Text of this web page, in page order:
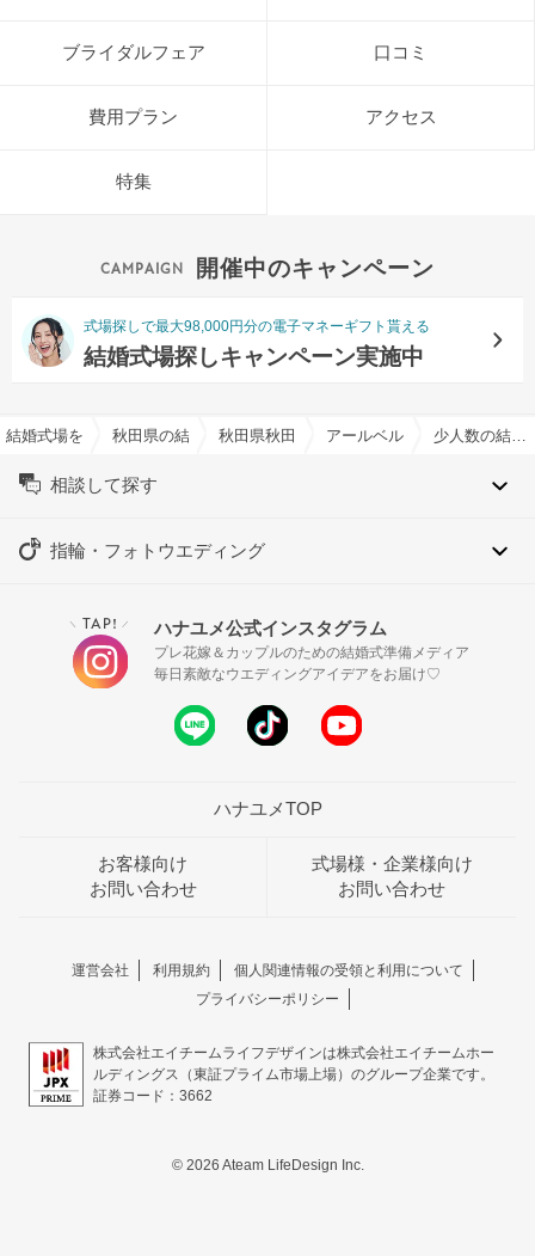
ブライダルフェア 口コミ
費用プラン アクセス
特集
開催中のキャンペーン
式場探しで最大98,000円分の電子マネーギフト貰える
結婚式場探しキャンペーン実施中
結婚式場を探すならハナユメ
秋田県の結婚式場一覧秋田県秋田市の結婚式場一覧アールベルアンジェAkitaで少人数の結婚式特集
相談して探す
指輪・フォトウエディング
＼ TAP! ／ ハナユメ公式インスタグラム
プレ花嫁＆カップルのための結婚式準備メディア
毎日素敵なウエディングアイデアをお届け♡
ハナユメTOP
お客様向け
お問い合わせ
式場様・企業様向け
お問い合わせ
運営会社 利用規約
個人関連情報の受領と利用について
プライバシーポリシー
株式会社エイチームライフデザインは株式会社エイチームホー
ルディングス（東証プライム市場上場）のグループ企業です。
証券コード：3662
© 2026 Ateam LifeDesign Inc.